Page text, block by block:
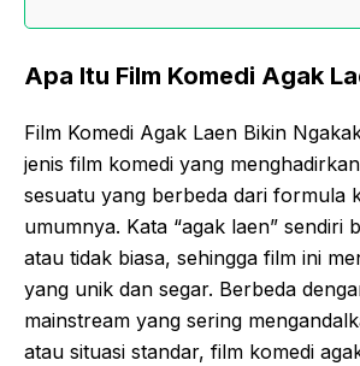
Apa Itu Film Komedi Agak
Film Komedi Agak Laen Bikin
jenis film komedi yang menghadirkan
sesuatu yang berbeda dari formula
umumnya. Kata “agak laen” sendiri
atau tidak biasa, sehingga film ini
yang unik dan segar. Berbeda
mainstream yang sering
atau situasi standar, film komedi